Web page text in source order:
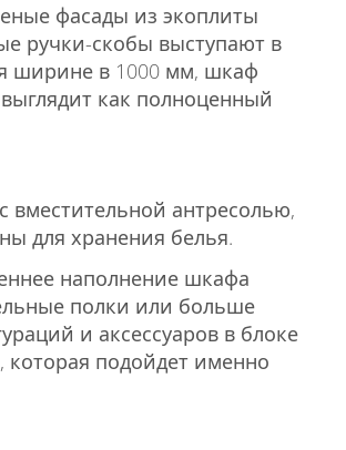
фасады из экоплиты
ручки-скобы выступают в
ширине в 1000 мм, шкаф
как полноценный
вместительной антресолью,
для хранения белья.
наполнение шкафа
полки или больше
и аксессуаров в блоке
подойдет именно